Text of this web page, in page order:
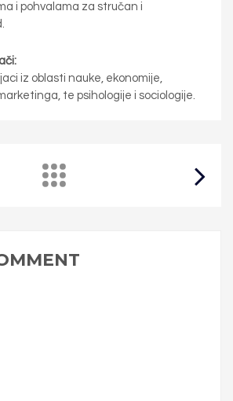
i pohvalama za stručan i
iz oblasti nauke, ekonomije,
te psihologije i sociologije.